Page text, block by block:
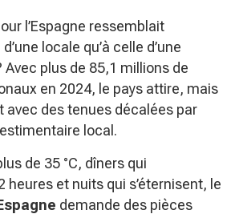
l’Espagne ressemblait
locale qu’à celle d’une
plus de 85,1 millions de
en 2024, le pays attire, mais
avec des tenues décalées par
local.
de 35 °C, dîners qui
heures et nuits qui s’éternisent, le
demande des pièces